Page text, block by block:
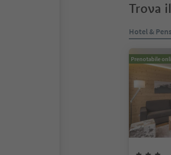
Trova
Hotel &
Prenotabile